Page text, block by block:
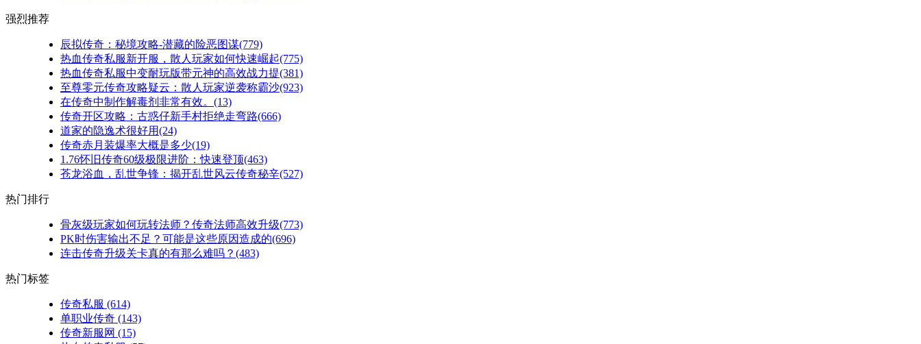
强烈推荐
辰拟传奇：秘境攻略-潜藏的险恶图谋(779)
热血传奇私服新开服，散人玩家如何快速崛起(775)
热血传奇私服中变耐玩版带元神的高效战力提(381)
至尊零元传奇攻略疑云：散人玩家逆袭称霸沙(923)
在传奇中制作解毒剂非常有效。(13)
传奇开区攻略：古惑仔新手村拒绝走弯路(666)
道家的隐逸术很好用(24)
传奇赤月装爆率大概是多少(19)
1.76怀旧传奇60级极限进阶：快速登顶(463)
苍龙浴血，乱世争锋：揭开乱世风云传奇秘辛(527)
热门排行
骨灰级玩家如何玩转法师？传奇法师高效升级(773)
PK时伤害输出不足？可能是这些原因造成的(696)
连击传奇升级关卡真的有那么难吗？(483)
热门标签
传奇私服 (614)
单职业传奇 (143)
传奇新服网 (15)